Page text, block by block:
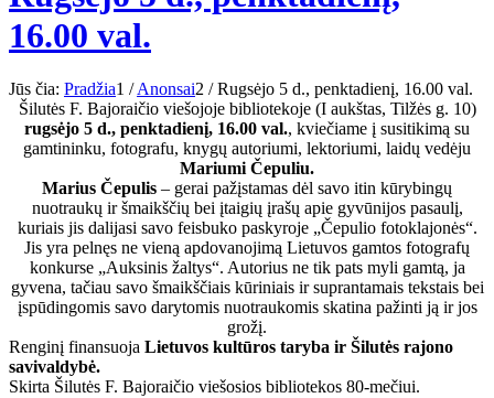
16.00 val.
Jūs čia: Pradžia1 / Anonsai2 / Rugsėjo 5 d., penktadienį, 16.00 val.
Šilutės F. Bajoraičio viešojoje bibliotekoje (I aukštas, Tilžės g. 10)
rugsėjo 5 d., penktadienį, 16.00 val., kviečiame į susitikimą su
gamtininku, fotografu, knygų autoriumi, lektoriumi, laidų vedėju
Mariumi Čepuliu.
Marius Čepulis – gerai pažįstamas dėl savo itin kūrybingų
nuotraukų ir šmaikščių bei įtaigių įrašų apie gyvūnijos pasaulį,
kuriais jis dalijasi savo feisbuko paskyroje „Čepulio fotoklajonės“.
Jis yra pelnęs ne vieną apdovanojimą Lietuvos gamtos fotografų
konkurse „Auksinis žaltys“. Autorius ne tik pats myli gamtą, ja
gyvena, tačiau savo šmaikščiais kūriniais ir suprantamais tekstais bei
įspūdingomis savo darytomis nuotraukomis skatina pažinti ją ir jos
grožį.
Renginį finansuoja Lietuvos kultūros taryba ir Šilutės rajono
savivaldybė.
Skirta Šilutės F. Bajoraičio viešosios bibliotekos 80-mečiui.